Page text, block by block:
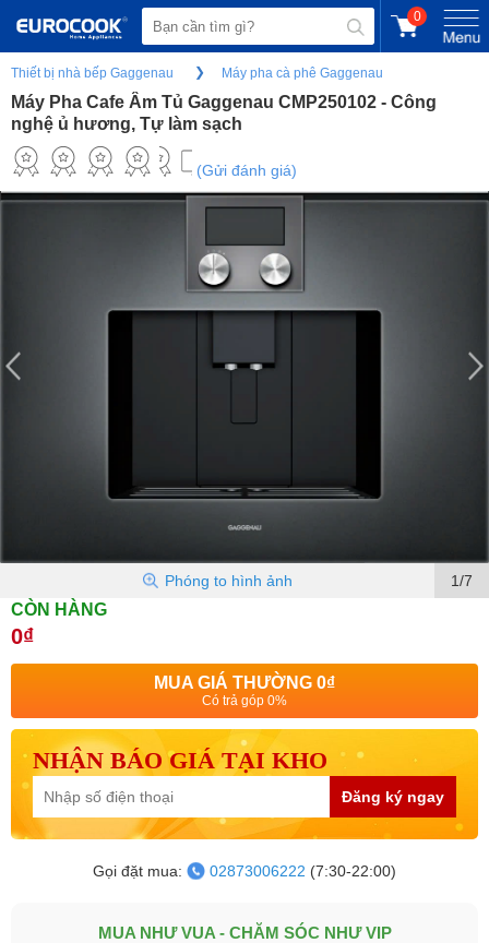
0
Thiết bị nhà bếp Gaggenau Máy pha cà phê Gaggenau
Máy Pha Cafe Âm Tủ Gaggenau CMP250102 - Công
nghệ ủ hương, Tự làm sạch
(Gửi đánh giá)
1/7
Phóng to hình ảnh
CÒN HÀNG
0₫
MUA GIÁ THƯỜNG 0₫
Có trả góp 0%
NHẬN BÁO GIÁ TẠI KHO
Đăng ký ngay
Gọi đặt mua: 02873006222 (7:30-22:00)
MUA NHƯ VUA - CHĂM SÓC NHƯ VIP